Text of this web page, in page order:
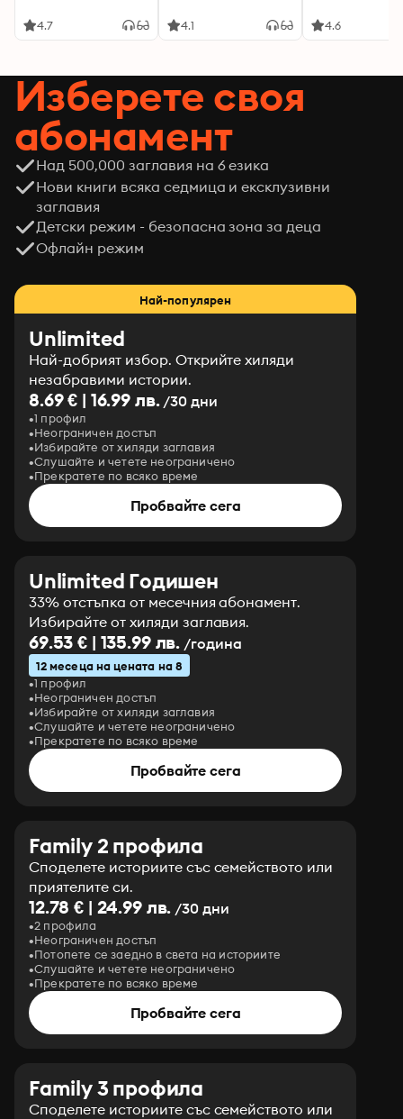
4.7 4.1 4.6
Изберете своя
абонамент
Над 500,000 заглавия на 6 езика
Нови книги всяка седмица и ексклузивни
заглавия
Детски режим - безопасна зона за деца
Офлайн режим
Най-популярен
Unlimited
Най-добрият избор. Открийте хиляди
незабравими истории.
8.69 € | 16.99 лв./30 дни
1 профил
Неограничен достъп
Избирайте от хиляди заглавия
Слушайте и четете неограничено
Прекратете по всяко време
Пробвайте сега
Unlimited Годишен
33% отстъпка от месечния абонамент.
Избирайте от хиляди заглавия.
69.53 € | 135.99 лв. /година
12 месеца на цената на 8
1 профил
Неограничен достъп
Избирайте от хиляди заглавия
Слушайте и четете неограничено
Прекратете по всяко време
Пробвайте сега
Family 2 профила
Споделете историите със семейството или
приятелите си.
12.78 € | 24.99 лв. /30 дни
2 профила
Неограничен достъп
Потопете се заедно в света на историите
Слушайте и четете неограничено
Прекратете по всяко време
Пробвайте сега
Family 3 профила
Споделете историите със семейството или